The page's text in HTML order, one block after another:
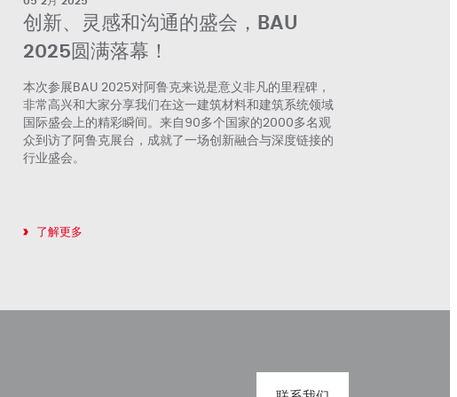
创新、灵感和沟通的盛会，BAU
2025圆满落幕！
本次参展BAU 2025对阿鲁克来说是意义非凡的里程碑，
非常高兴和大家分享我们在这一建筑材料和建筑系统领域
国际盛会上的精彩瞬间。来自90多个国家的2000多名观
众到访了阿鲁克展台，成就了一场创新融合与深度链接的
行业盛会。
了解更多